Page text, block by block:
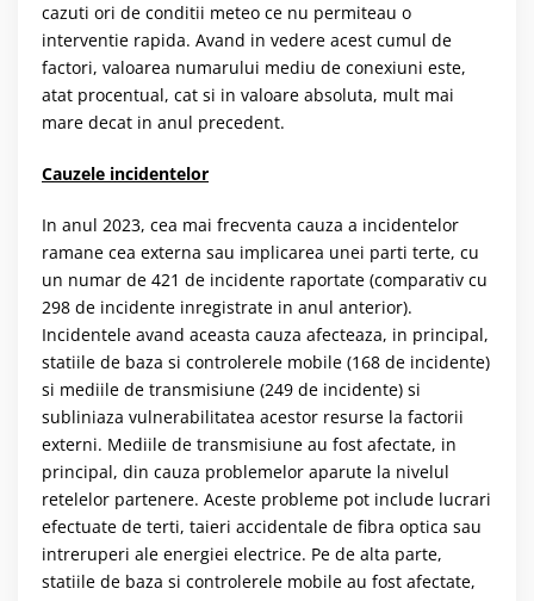
cazuti ori de conditii meteo ce nu permiteau o
interventie rapida. Avand in vedere acest cumul de
factori, valoarea numarului mediu de conexiuni este,
atat procentual, cat si in valoare absoluta, mult mai
mare decat in anul precedent.
Cauzele incidentelor
In anul 2023, cea mai frecventa cauza a incidentelor
ramane cea externa sau implicarea unei parti terte, cu
un numar de 421 de incidente raportate (comparativ cu
298 de incidente inregistrate in anul anterior).
Incidentele avand aceasta cauza afecteaza, in principal,
statiile de baza si controlerele mobile (168 de incidente)
si mediile de transmisiune (249 de incidente) si
subliniaza vulnerabilitatea acestor resurse la factorii
externi. Mediile de transmisiune au fost afectate, in
principal, din cauza problemelor aparute la nivelul
retelelor partenere. Aceste probleme pot include lucrari
efectuate de terti, taieri accidentale de fibra optica sau
intreruperi ale energiei electrice. Pe de alta parte,
statiile de baza si controlerele mobile au fost afectate,